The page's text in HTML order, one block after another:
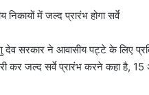
में जल्द प्रारंभ होगा सर्वे
देव सरकार ने आवासीय पट्टे के लिए
कर जल्द सर्वे प्रारंभ करने कहा है, 15